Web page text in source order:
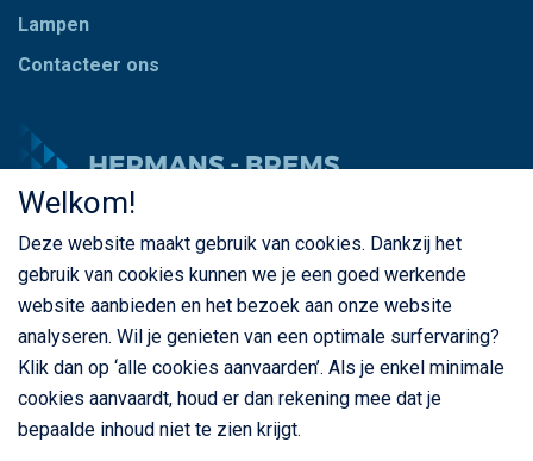
Lampen
Contacteer ons
© Copyright Hermans - Brems 2026. Alle rechten
voorbehouden
Privacybeleid
Algemene voorwaarden
Welkom!
Deze website maakt gebruik van cookies. Dankzij het
gebruik van cookies kunnen we je een goed werkende
website aanbieden en het bezoek aan onze website
analyseren. Wil je genieten van een optimale surfervaring?
Klik dan op ‘alle cookies aanvaarden’. Als je enkel minimale
cookies aanvaardt, houd er dan rekening mee dat je
bepaalde inhoud niet te zien krijgt.